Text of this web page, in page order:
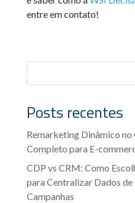
entre em contato!
Posts recentes
Remarketing Dinâmico no
Completo para E-
CDP vs CRM: Como
para Centralizar Dados
Campanhas